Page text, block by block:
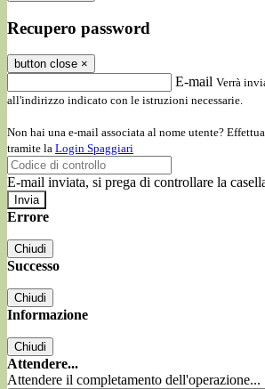
Recupero password
button close ×
E-mail Verrà
all'indirizzo indicato con le istruzioni necessarie.
Non hai una e-mail associata al nome utente?
tramite la Login Spaggiari
E-mail inviata, si prega di controllare la
Errore
Chiudi
Successo
Chiudi
Informazione
Chiudi
Attendere...
Attendere il completamento dell'operazione...